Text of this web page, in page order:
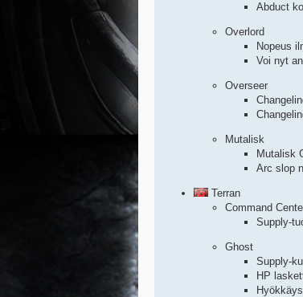
Abduct
Overlord
Nopeus
Voi nyt
Overseer
Mutalisk
Mutalisk
Arc slop
Terran
Command
Supply-
Ghost
Supply-
HP